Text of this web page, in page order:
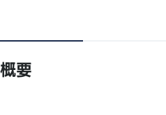
概要